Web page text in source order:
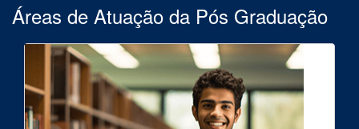
Áreas de Atuação da Pós Graduação